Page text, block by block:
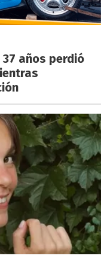
años perdió